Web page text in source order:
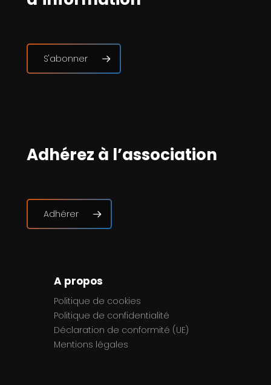
S'abonner
Adhérez à l’association
Adhérer
A propos
Politique de cookies
Politique de confidentialité
Déclaration de conformité (UE)
Mentions légales